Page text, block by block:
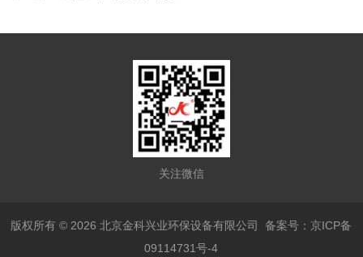
关注微信
版权所有 © 2026 北京金科兴业环保设备有限公司备案号：京ICP备
09114731号-4